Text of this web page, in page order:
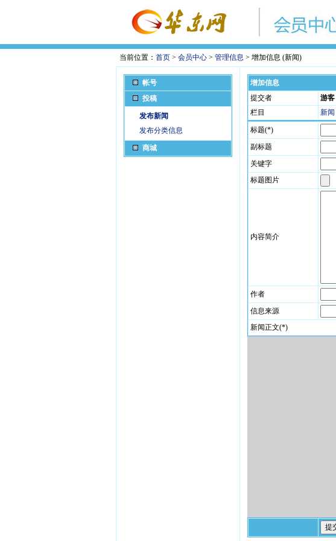
当前位置： 首页 > 会员中心 > 管理信息 > 增加信息 (新闻)
帐号
投稿
发布新闻
发布分类信息
商城
增加信息
提交者
游客
栏目
新闻
标题(*)
副标题
关键字
标题图片
内容简介
作者
信息来源
新闻正文(*)